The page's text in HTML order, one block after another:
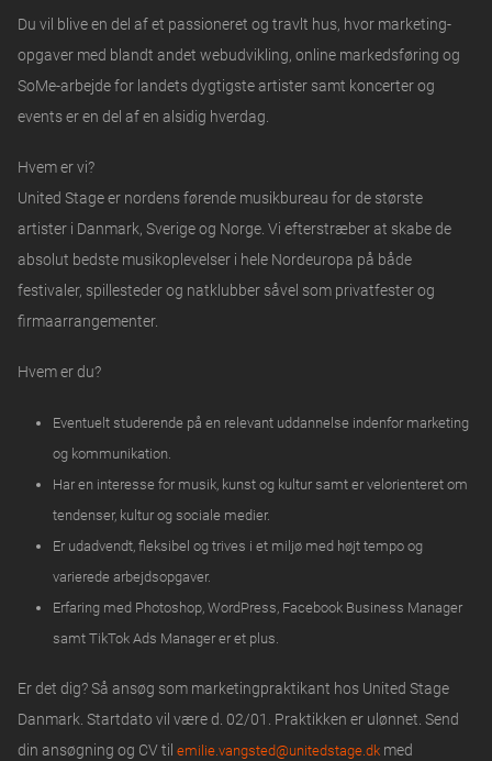
Du vil blive en del af et passioneret og travlt hus, hvor marketing-
opgaver med blandt andet webudvikling, online markedsføring og
SoMe-arbejde for landets dygtigste artister samt koncerter og
events er en del af en alsidig hverdag.
Hvem er vi?
United Stage er nordens førende musikbureau for de største
artister i Danmark, Sverige og Norge. Vi efterstræber at skabe de
absolut bedste musikoplevelser i hele Nordeuropa på både
festivaler, spillesteder og natklubber såvel som privatfester og
firmaarrangementer.
Hvem er du?
Eventuelt studerende på en relevant uddannelse indenfor marketing
og kommunikation.
Har en interesse for musik, kunst og kultur samt er velorienteret om
tendenser, kultur og sociale medier.
Er udadvendt, fleksibel og trives i et miljø med højt tempo og
varierede arbejdsopgaver.
Erfaring med Photoshop, WordPress, Facebook Business Manager
samt TikTok Ads Manager er et plus.
Er det dig? Så ansøg som marketingpraktikant hos United Stage
Danmark. Startdato vil være d. 02/01. Praktikken er ulønnet. Send
din ansøgning og CV til emilie.vangsted@unitedstage.dk med